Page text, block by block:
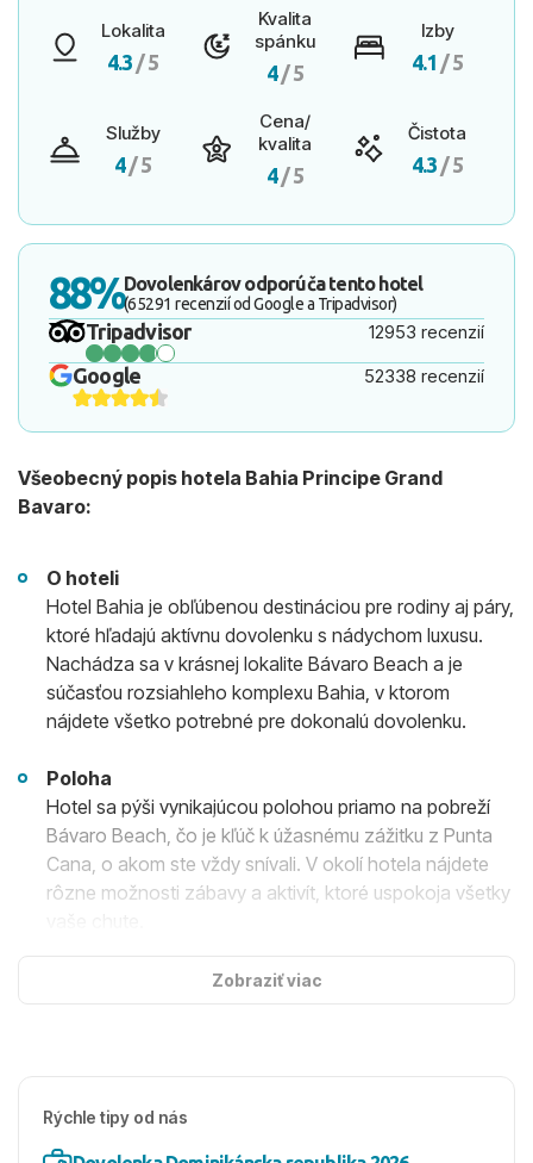
Lokalita
4.3 / 5
Kvalita
spánku
4/ 5
Izby
4.1 / 5
Služby
4/ 5
Cena/
kvalita
4/ 5
Čistota
4.3 / 5
88%Dovolenkárov odporúča tento hotel
(65291 recenzií od Google a Tripadvisor)
Tripadvisor 12953 recenzií
Google 52338 recenzií
Všeobecný popis hotela Bahia Principe Grand
Bavaro:
O hoteli
Hotel Bahia je obľúbenou destináciou pre rodiny aj páry,
ktoré hľadajú aktívnu dovolenku s nádychom luxusu.
Nachádza sa v krásnej lokalite Bávaro Beach a je
súčasťou rozsiahleho komplexu Bahia, v ktorom
nájdete všetko potrebné pre dokonalú dovolenku.
Poloha
Hotel sa pýši vynikajúcou polohou priamo na pobreží
Bávaro Beach, čo je kľúč k úžasnému zážitku z Punta
Cana, o akom ste vždy snívali. V okolí hotela nájdete
rôzne možnosti zábavy a aktivít, ktoré uspokoja všetky
trezorom a balkónom alebo terasou. Pre tých, ktorí
hľadajú ešte vyššiu úroveň pohodlia, sú k dispozícii
Zobraziť viac
Rýchle tipy od nás